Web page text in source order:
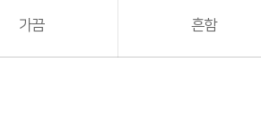
가끔 흔함